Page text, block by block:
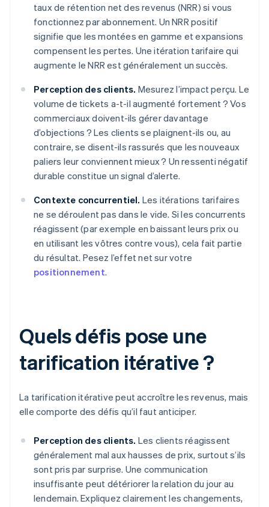
taux de rétention net des revenus (NRR) si vous
fonctionnez par abonnement. Un NRR positif
signifie que les montées en gamme et expansions
compensent les pertes. Une itération tarifaire qui
augmente le NRR est généralement un succès.
Perception des clients. Mesurez l’impact perçu. Le
volume de tickets a-t-il augmenté fortement ? Vos
commerciaux doivent-ils gérer davantage
d’objections ? Les clients se plaignent-ils ou, au
contraire, se disent-ils rassurés que les nouveaux
paliers leur conviennent mieux ? Un ressenti négatif
durable constitue un signal d’alerte.
Contexte concurrentiel. Les itérations tarifaires
ne se déroulent pas dans le vide. Si les concurrents
réagissent (par exemple en baissant leurs prix ou
en utilisant les vôtres contre vous), cela fait partie
du résultat. Pesez l’effet net sur votre
positionnement.
Quels défis pose une
tarification itérative ?
La tarification itérative peut accroître les revenus, mais
elle comporte des défis qu’il faut anticiper.
Perception des clients. Les clients réagissent
généralement mal aux hausses de prix, surtout s’ils
sont pris par surprise. Une communication
insuffisante peut détériorer la relation du jour au
lendemain. Expliquez clairement les changements,